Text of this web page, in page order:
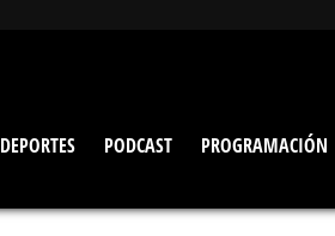
DEPORTES PODCAST PROGRAMACIÓN